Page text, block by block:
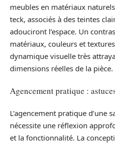
meubles en matériaux
teck, associés à des teintes
adouciront l’espace. Un
matériaux, couleurs et
dynamique visuelle très
dimensions réelles de la pièce.
Agencement pratique :
L’agencement pratique d’une
nécessite une réflexion
et la fonctionnalité. La